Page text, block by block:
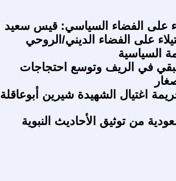
على الفضاء السياسي: قيس سعيد
على الفضاء الديني/الروحي
السياسية
في الريف وتوسع احتجاجات
اغتيال الشهيدة شيرين أبوعاقلة
من توثيق الأحاديث النبوية